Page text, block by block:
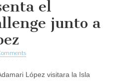
el
junto a
López visitara la Isla